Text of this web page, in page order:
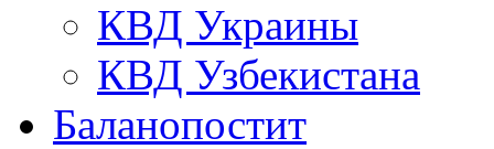
КВД Украины
КВД Узбекистана
Баланопостит